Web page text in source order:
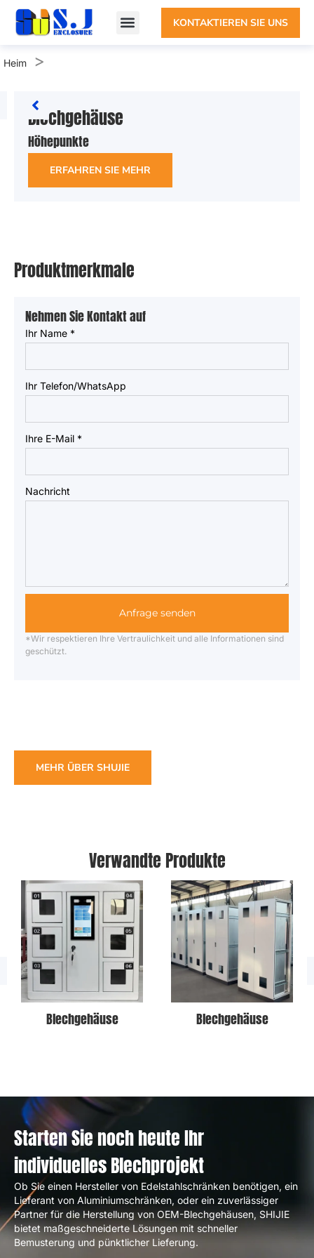
KONTAKTIEREN SIE UNS
Heim >
Blechgehäuse
Höhepunkte
ERFAHREN SIE MEHR
Produktmerkmale
Nehmen Sie Kontakt auf
Ihr Name *
Ihr Telefon/WhatsApp
Ihre E-Mail *
Nachricht
Anfrage senden
*Wir respektieren Ihre Vertraulichkeit und alle Informationen sind
geschützt.
MEHR ÜBER SHUJIE
Verwandte Produkte
Blechgehäuse Blechgehäuse
Starten Sie noch heute Ihr
individuelles Blechprojekt
Ob Sie einen Hersteller von Edelstahlschränken benötigen, ein
Lieferant von Aluminiumschränken, oder ein zuverlässiger
Partner für die Herstellung von OEM-Blechgehäusen, SHIJIE
bietet maßgeschneiderte Lösungen mit schneller
Bemusterung und pünktlicher Lieferung.